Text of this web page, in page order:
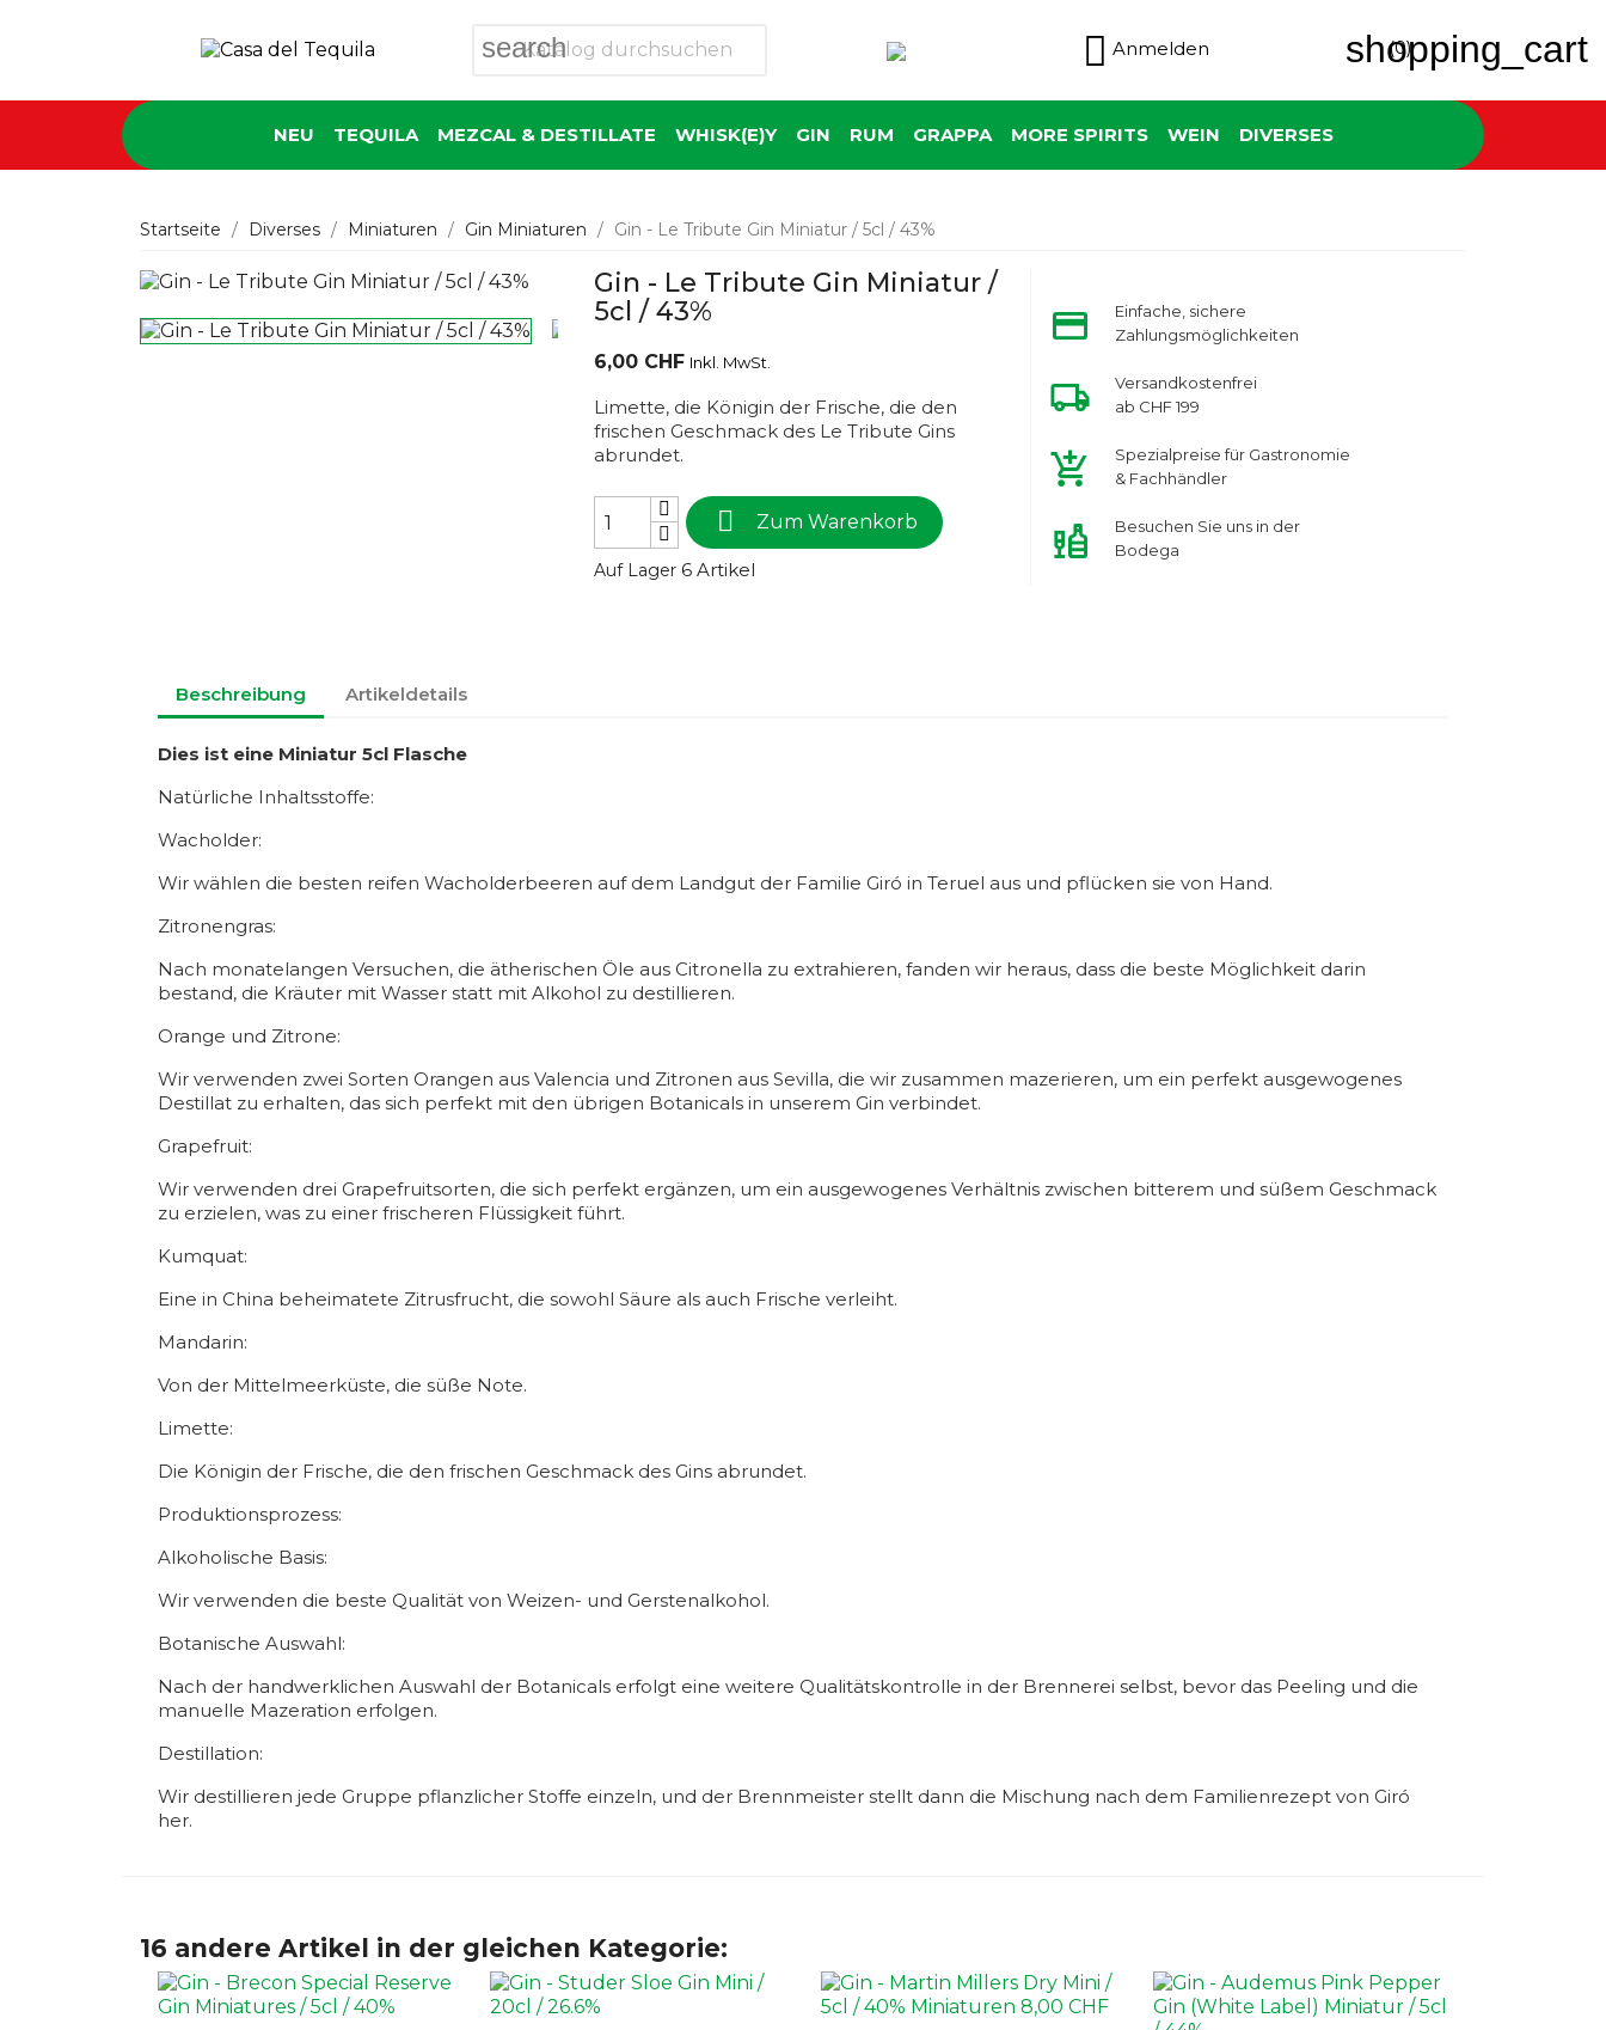
search  Anmelden shopping_cart
(0)
NEU TEQUILA MEZCAL & DESTILLATE WHISK(E)Y GIN RUM GRAPPA MORE SPIRITS WEIN DIVERSES
Startseite Diverses Miniaturen Gin Miniaturen Gin - Le Tribute Gin Miniatur / 5cl / 43%
Gin - Le Tribute Gin Miniatur /
5cl / 43%
6,00 CHF Inkl. MwSt.
Limette, die Königin der Frische, die den
frischen Geschmack des Le Tribute Gins
abrundet.
 Zum Warenkorb
Auf Lager 6 Artikel
Einfache, sichere
Zahlungsmöglichkeiten
Versandkostenfrei
ab CHF 199
Spezialpreise für Gastronomie
& Fachhändler
Besuchen Sie uns in der
Bodega
Beschreibung Artikeldetails
Dies ist eine Miniatur 5cl Flasche
Natürliche Inhaltsstoffe:
Wacholder:
Wir wählen die besten reifen Wacholderbeeren auf dem Landgut der Familie Giró in Teruel aus und pflücken sie von Hand.
Zitronengras:
Nach monatelangen Versuchen, die ätherischen Öle aus Citronella zu extrahieren, fanden wir heraus, dass die beste Möglichkeit darin
bestand, die Kräuter mit Wasser statt mit Alkohol zu destillieren.
Orange und Zitrone:
Wir verwenden zwei Sorten Orangen aus Valencia und Zitronen aus Sevilla, die wir zusammen mazerieren, um ein perfekt ausgewogenes
Destillat zu erhalten, das sich perfekt mit den übrigen Botanicals in unserem Gin verbindet.
Grapefruit:
Wir verwenden drei Grapefruitsorten, die sich perfekt ergänzen, um ein ausgewogenes Verhältnis zwischen bitterem und süßem Geschmack
zu erzielen, was zu einer frischeren Flüssigkeit führt.
Kumquat:
Eine in China beheimatete Zitrusfrucht, die sowohl Säure als auch Frische verleiht.
Mandarin:
Von der Mittelmeerküste, die süße Note.
Limette:
Die Königin der Frische, die den frischen Geschmack des Gins abrundet.
Produktionsprozess:
Alkoholische Basis:
Wir verwenden die beste Qualität von Weizen- und Gerstenalkohol.
Botanische Auswahl:
Nach der handwerklichen Auswahl der Botanicals erfolgt eine weitere Qualitätskontrolle in der Brennerei selbst, bevor das Peeling und die
manuelle Mazeration erfolgen.
Destillation:
Wir destillieren jede Gruppe pflanzlicher Stoffe einzeln, und der Brennmeister stellt dann die Mischung nach dem Familienrezept von Giró
her.
16 andere Artikel in der gleichen Kategorie: